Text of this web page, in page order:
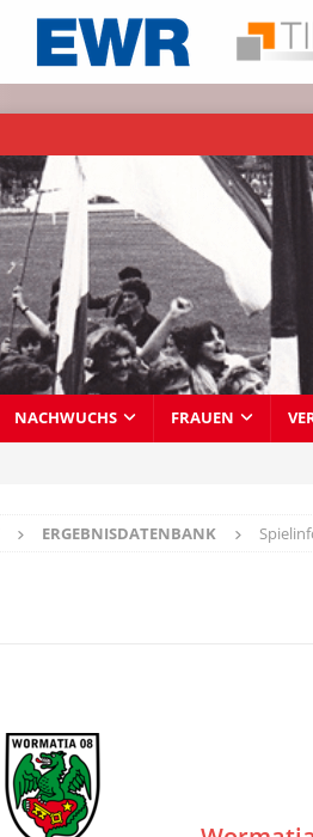
NACHWUCHS FRAUEN
ERGEBNISDATENBANK